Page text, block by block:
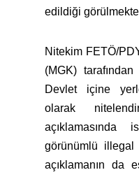
edildiği
Nitekim FETÖ/
(MGK)
Devlet içine
olarak
açıklamasında
görünümlü illegal
açıklamanın da